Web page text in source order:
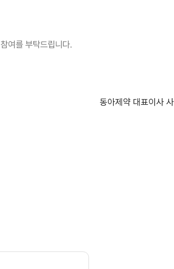
여를 부탁드립니다.
동아제약 대표이사